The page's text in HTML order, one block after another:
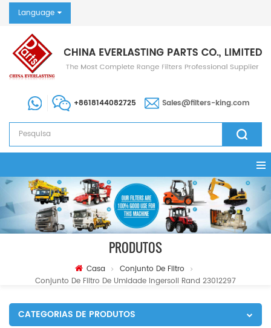
Language
+8618144082725 Sales@filters-king.com
PRODUTOS
Casa
Conjunto De Filtro
Conjunto De Filtro De Umidade Ingersoll Rand 23012297
CATEGORIAS DE PRODUTOS